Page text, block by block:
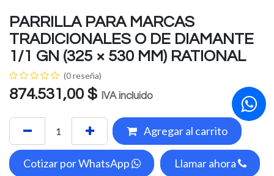
PARRILLA PARA MARCAS
TRADICIONALES O DE DIAMANTE
1/1 GN (325 × 530 MM) RATIONAL
(0 reseña)
874.531,00 $ IVA incluido
Agregar al carrito
Cotizar por WhatsApp Llamar ahora